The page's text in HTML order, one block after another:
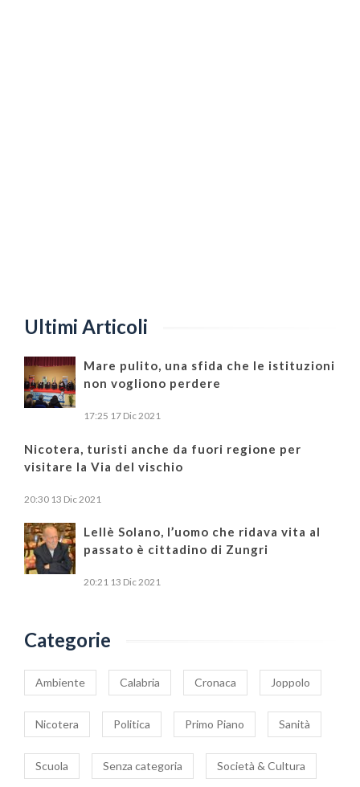
Ultimi Articoli
Mare pulito, una sfida che le istituzioni
non vogliono perdere
17:25 17 Dic 2021
Nicotera, turisti anche da fuori regione per
visitare la Via del vischio
20:30 13 Dic 2021
Lellè Solano, l’uomo che ridava vita al
passato è cittadino di Zungri
20:21 13 Dic 2021
Categorie
Ambiente Calabria Cronaca Joppolo
Nicotera Politica Primo Piano Sanità
Scuola Senza categoria Società & Cultura